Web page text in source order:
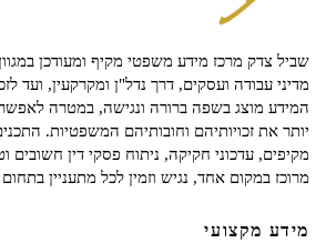
שביל צדק מרכז מידע משפטי מקיף ומעודכן
מדיני עבודה ועסקים, דרך נדל"ן ומקרקעין, ועד
המידע מוצג בשפה ברורה ונגישה, במטרה לאפשר
יותר את זכויותיהם וחובותיהם המשפטיות.
מקיפים, עדכוני חקיקה, ניתוח פסקי דין חשובים
מרוכז במקום אחד, נגיש וזמין לכל מתעניין
מידע מקצועי